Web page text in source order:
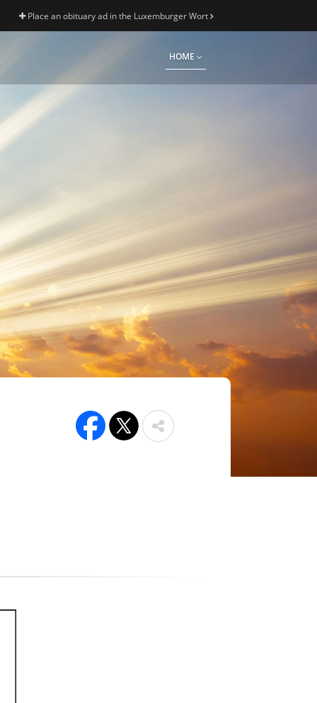
Place an obituary ad in the Luxemburger Wort
HOME